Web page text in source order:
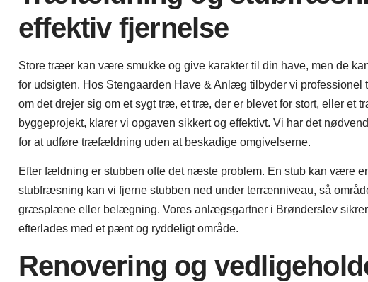
effektiv fjernelse
Store træer kan være smukke og give karakter til din have, men de
for udsigten. Hos Stengaarden Have & Anlæg tilbyder vi
om det drejer sig om et sygt træ, et træ, der er blevet for stort, eller et
byggeprojekt, klarer vi opgaven sikkert og effektivt. Vi har det
for at udføre træfældning uden at beskadige omgivelserne.
Efter fældning er stubben ofte det næste problem. En stub kan være
stubfræsning kan vi fjerne stubben ned under terrænniveau, så
græsplæne eller belægning. Vores anlægsgartner i Brønderslev
efterlades med et pænt og ryddeligt område.
Renovering og